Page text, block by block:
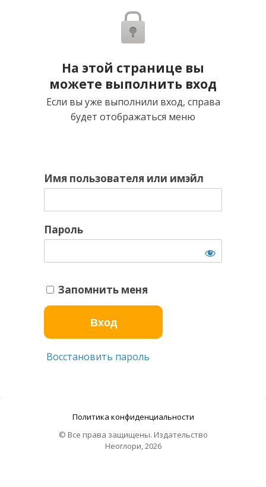
На этой странице вы
можете выполнить вход
Если вы уже выполнили вход, справа
будет отображаться меню
Имя пользователя или имэйл
Пароль
Запомнить меня
Восстановить пароль
Политика конфиденциальности
© Все права защищены. Издательство
Неоглори, 2026